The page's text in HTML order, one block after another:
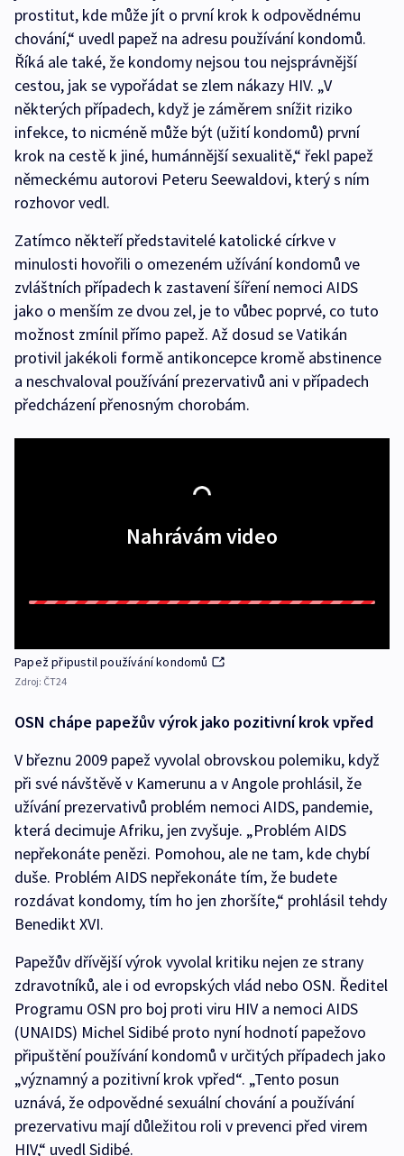
prostitut, kde může jít o první krok k odpovědnému
chování,“ uvedl papež na adresu používání kondomů.
Říká ale také, že kondomy nejsou tou nejsprávnější
cestou, jak se vypořádat se zlem nákazy HIV. „V
některých případech, když je záměrem snížit riziko
infekce, to nicméně může být (užití kondomů) první
krok na cestě k jiné, humánnější sexualitě,“ řekl papež
německému autorovi Peteru Seewaldovi, který s ním
rozhovor vedl.
Zatímco někteří představitelé katolické církve v
minulosti hovořili o omezeném užívání kondomů ve
zvláštních případech k zastavení šíření nemoci AIDS
jako o menším ze dvou zel, je to vůbec poprvé, co tuto
možnost zmínil přímo papež. Až dosud se Vatikán
protivil jakékoli formě antikoncepce kromě abstinence
a neschvaloval používání prezervativů ani v případech
předcházení přenosným chorobám.
Nahrávám video
Papež připustil používání kondomů
Zdroj: ČT24
OSN chápe papežův výrok jako pozitivní krok vpřed
V březnu 2009 papež vyvolal obrovskou polemiku, když
při své návštěvě v Kamerunu a v Angole prohlásil, že
užívání prezervativů problém nemoci AIDS, pandemie,
která decimuje Afriku, jen zvyšuje. „Problém AIDS
nepřekonáte penězi. Pomohou, ale ne tam, kde chybí
duše. Problém AIDS nepřekonáte tím, že budete
rozdávat kondomy, tím ho jen zhoršíte,“ prohlásil tehdy
Benedikt XVI.
Papežův dřívější výrok vyvolal kritiku nejen ze strany
zdravotníků, ale i od evropských vlád nebo OSN. Ředitel
Programu OSN pro boj proti viru HIV a nemoci AIDS
(UNAIDS) Michel Sidibé proto nyní hodnotí papežovo
připuštění používání kondomů v určitých případech jako
„významný a pozitivní krok vpřed“. „Tento posun
uznává, že odpovědné sexuální chování a používání
prezervativu mají důležitou roli v prevenci před virem
HIV,“ uvedl Sidibé.